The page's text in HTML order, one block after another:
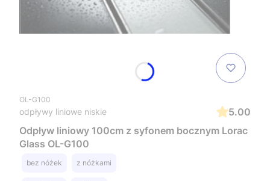
OL-G100
odpływy liniowe niskie
5.00
Odpływ liniowy 100cm z syfonem bocznym Lorac
Glass OL-G100
bez nóżek z nóżkami